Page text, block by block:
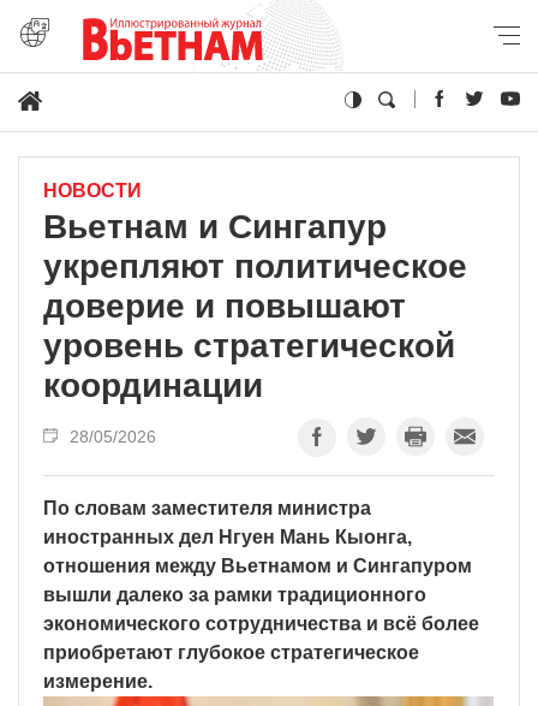
НОВОСТИ
Вьетнам и Сингапур
укрепляют политическое
доверие и повышают
уровень стратегической
координации
28/05/2026
По словам заместителя министра
иностранных дел Нгуен Мань Кыонга,
отношения между Вьетнамом и Сингапуром
вышли далеко за рамки традиционного
экономического сотрудничества и всё более
приобретают глубокое стратегическое
измерение.